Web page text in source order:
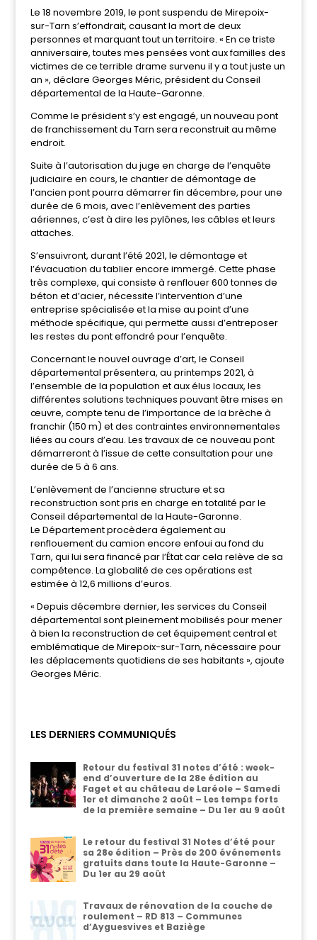
Le 18 novembre 2019, le pont suspendu de Mirepoix-
sur-Tarn s’effondrait, causant la mort de deux
personnes et marquant tout un territoire. « En ce triste
anniversaire, toutes mes pensées vont aux familles des
victimes de ce terrible drame survenu il y a tout juste un
an », déclare Georges Méric, président du Conseil
départemental de la Haute-Garonne.
Comme le président s’y est engagé, un nouveau pont
de franchissement du Tarn sera reconstruit au même
endroit.
Suite à l’autorisation du juge en charge de l’enquête
judiciaire en cours, le chantier de démontage de
l’ancien pont pourra démarrer fin décembre, pour une
durée de 6 mois, avec l’enlèvement des parties
aériennes, c’est à dire les pylônes, les câbles et leurs
attaches.
S’ensuivront, durant l’été 2021, le démontage et
l’évacuation du tablier encore immergé. Cette phase
très complexe, qui consiste à renflouer 600 tonnes de
béton et d’acier, nécessite l’intervention d’une
entreprise spécialisée et la mise au point d’une
méthode spécifique, qui permette aussi d’entreposer
les restes du pont effondré pour l’enquête.
Concernant le nouvel ouvrage d’art, le Conseil
départemental présentera, au printemps 2021, à
l’ensemble de la population et aux élus locaux, les
différentes solutions techniques pouvant être mises en
œuvre, compte tenu de l’importance de la brèche à
franchir (150 m) et des contraintes environnementales
liées au cours d’eau. Les travaux de ce nouveau pont
démarreront à l’issue de cette consultation pour une
durée de 5 à 6 ans.
L’enlèvement de l’ancienne structure et sa
reconstruction sont pris en charge en totalité par le
Conseil départemental de la Haute-Garonne.
Le Département procèdera également au
renflouement du camion encore enfoui au fond du
Tarn, qui lui sera financé par l’État car cela relève de sa
compétence. La globalité de ces opérations est
estimée à 12,6 millions d’euros.
« Depuis décembre dernier, les services du Conseil
départemental sont pleinement mobilisés pour mener
à bien la reconstruction de cet équipement central et
emblématique de Mirepoix-sur-Tarn, nécessaire pour
les déplacements quotidiens de ses habitants », ajoute
Georges Méric.
LES DERNIERS COMMUNIQUÉS
Retour du festival 31 notes d’été : week-
end d’ouverture de la 28e édition au
Faget et au château de Laréole – Samedi
1er et dimanche 2 août – Les temps forts
de la première semaine – Du 1er au 9 août
Le retour du festival 31 Notes d’été pour
sa 28e édition – Près de 200 événements
gratuits dans toute la Haute-Garonne –
Du 1er au 29 août
Travaux de rénovation de la couche de
roulement – RD 813 – Communes
d’Ayguesvives et Baziège